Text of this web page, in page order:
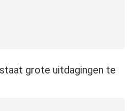
grote uitdagingen te